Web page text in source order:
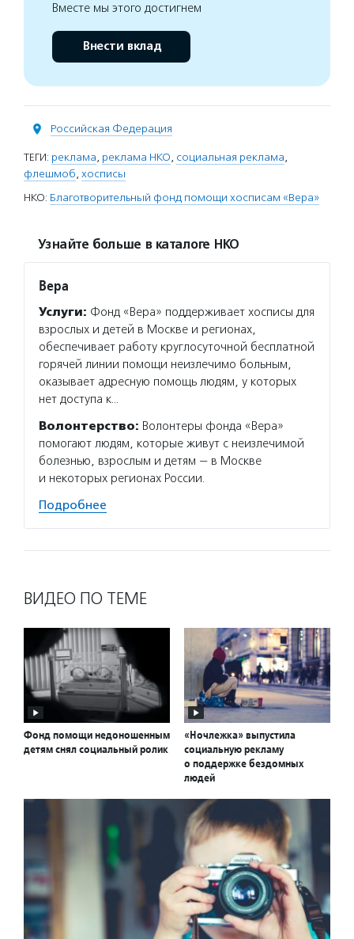
Вместе мы этого достигнем
Внести вклад
Российская Федерация
ТЕГИ: реклама, реклама НКО, социальная реклама,
флешмоб, хосписы
НКО: Благотворительный фонд помощи хосписам «Вера»
Узнайте больше в каталоге НКО
Вера
Услуги: Фонд «Вера» поддерживает хосписы для
взрослых и детей в Москве и регионах,
обеспечивает работу круглосуточной бесплатной
горячей линии помощи неизлечимо больным,
оказывает адресную помощь людям, у которых
нет доступа к…
Волонтерство: Волонтеры фонда «Вера»
помогают людям, которые живут с неизлечимой
болезнью, взрослым и детям — в Москве
и некоторых регионах России.
Подробнее
ВИДЕО ПО ТЕМЕ
Фонд помощи недоношенным
детям снял социальный ролик
«Ночлежка» выпустила
социальную рекламу
о поддержке бездомных
людей